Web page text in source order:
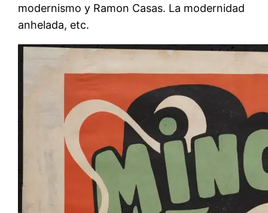
modernismo y Ramon Casas. La modernidad
anhelada, etc.